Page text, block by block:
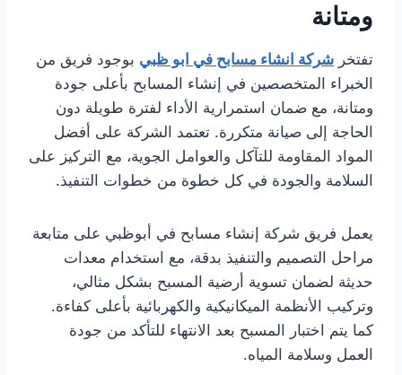
ومتانة
تفتخر شركة انشاء مسابح في ابو ظبي بوجود فريق من
الخبراء المتخصصين في إنشاء المسابح بأعلى جودة
ومتانة، مع ضمان استمرارية الأداء لفترة طويلة دون
الحاجة إلى صيانة متكررة. تعتمد الشركة على أفضل
المواد المقاومة للتآكل والعوامل الجوية، مع التركيز على
السلامة والجودة في كل خطوة من خطوات التنفيذ.
يعمل فريق شركة إنشاء مسابح في أبوظبي على متابعة
مراحل التصميم والتنفيذ بدقة، مع استخدام معدات
حديثة لضمان تسوية أرضية المسبح بشكل مثالي،
وتركيب الأنظمة الميكانيكية والكهربائية بأعلى كفاءة.
كما يتم اختبار المسبح بعد الانتهاء للتأكد من جودة
العمل وسلامة المياه.